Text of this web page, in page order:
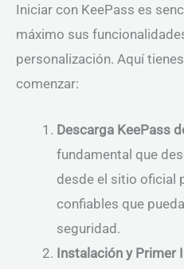
Iniciar con KeePass es
máximo sus
personalización. Aquí
comenzar:
Descarga KeePass
fundamental que
desde el sitio oficial
confiables que
seguridad.
Instalación y Primer